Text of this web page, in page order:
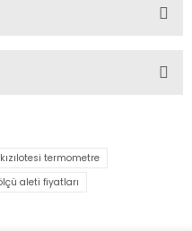
öneri formunu
termometre
aleti fiyatları